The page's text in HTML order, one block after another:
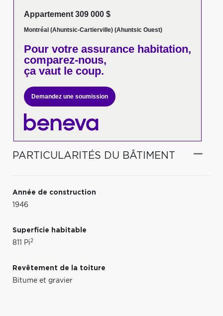
Appartement 309 000 $
Montréal (Ahuntsic-Cartierville) (Ahuntsic Ouest)
Pour votreassurance habitation,
comparez-nous,
ça vaut le coup.
Demandez une soumission
PARTICULARITÉS DU BÂTIMENT
Année de construction
1946
Superficie habitable
811 Pi2
Revêtement de la toiture
Bitume et gravier